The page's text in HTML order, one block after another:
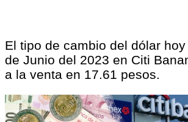
El tipo de cambio del dólar
de Junio del 2023 en Citi
a la venta en 17.61 pesos.